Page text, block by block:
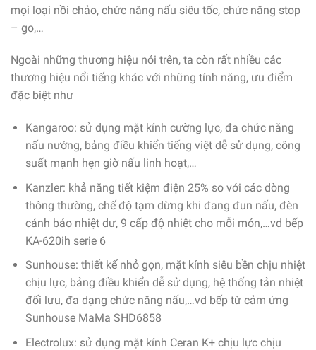
mọi loại nồi chảo, chức năng nấu siêu tốc, chức năng stop
– go,…
Ngoài những thương hiệu nói trên, ta còn rất nhiều các
thương hiệu nổi tiếng khác với những tính năng, ưu điểm
đặc biệt như
Kangaroo: sử dụng mặt kính cường lực, đa chức năng
nấu nướng, bảng điều khiển tiếng việt dễ sử dụng, công
suất mạnh hẹn giờ nấu linh hoạt,…
Kanzler: khả năng tiết kiệm điện 25% so với các dòng
thông thường, chế độ tạm dừng khi đang đun nấu, đèn
cảnh báo nhiệt dư, 9 cấp độ nhiệt cho mỗi món,…vd bếp
KA-620ih serie 6
Sunhouse: thiết kế nhỏ gọn, mặt kính siêu bền chịu nhiệt
chịu lực, bảng điều khiển dễ sử dụng, hệ thống tản nhiệt
đối lưu, đa dạng chức năng nấu,…vd bếp từ cảm ứng
Sunhouse MaMa SHD6858
Electrolux: sử dụng mặt kính Ceran K+ chịu lực chịu